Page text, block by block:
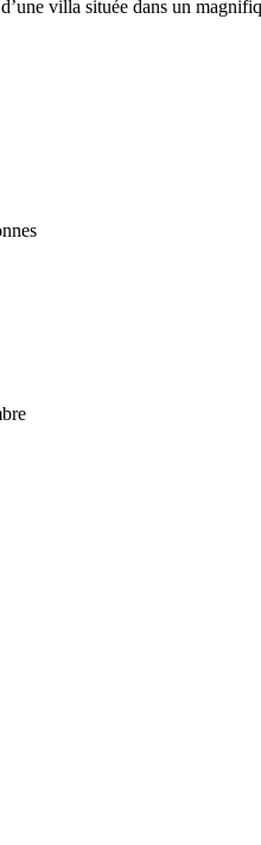
villa située dans un